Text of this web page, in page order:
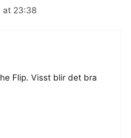
23:38
Flip. Visst blir det bra